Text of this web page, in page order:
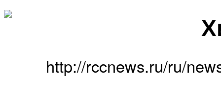
http://rccnews.ru/ru/